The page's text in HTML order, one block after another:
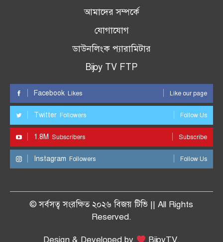
আমাদের সম্পর্কে
যোগাযোগ
ডাউনলিংক প্যারামিটার
Bijoy TV FTP
Facebook Likes Like our page
Twitter Followers Follow Us
1.8M Subscribers Subscribe
Instagram Followers Follow Us
© সর্বসত্ব সংরক্ষিত ২০২৬ বিজয় টিভি || All Rights
Reserved.
Design & Developed by BijoyTV.